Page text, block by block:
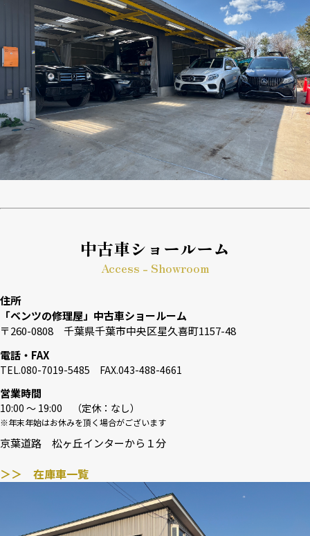
中古車ショールーム
Access - Showroom
住所
「ベンツの修理屋」中古車ショールーム
〒260-0808 千葉県千葉市中央区星久喜町1157-48
電話・FAX
TEL.080-7019-5485 FAX.043-488-4661
営業時間
10:00 〜 19:00 （定休：なし）
※年末年始はお休みを頂く場合がございます
京葉道路 松ヶ丘インターから１分
＞＞ 在庫車一覧